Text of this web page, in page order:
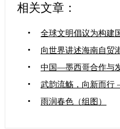
相关文章：
•
全球文明倡议为构建
•
向世界讲述海南自
•
中国—墨西哥合作与
•
武韵流觞，向新而行
•
雨润春色（组图）